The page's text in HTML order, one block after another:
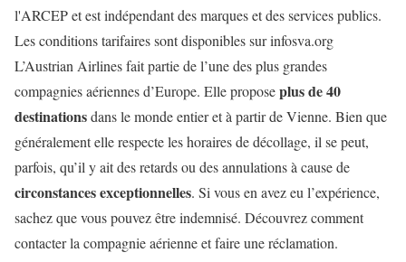
l'ARCEP et est indépendant des marques et des services publics.
Les conditions tarifaires sont disponibles sur infosva.org
L’Austrian Airlines fait partie de l’une des plus grandes
compagnies aériennes d’Europe. Elle proposeplus de 40
destinationsdans le monde entier et à partir de Vienne. Bien que
généralement elle respecte les horaires de décollage, il se peut,
parfois, qu’il y ait des retards ou des annulations à cause de
circonstances exceptionnelles. Si vous en avez eu l’expérience,
sachez que vous pouvez être indemnisé. Découvrez comment
contacter la compagnie aérienne et faire une réclamation.